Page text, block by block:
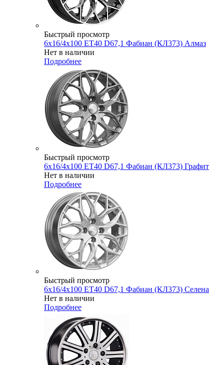
Быстрый просмотр
6x16/4x100 ET40 D67,1 Фабиан (КЛ373) Алмаз
Нет в наличии
Подробнее
Быстрый просмотр
6x16/4x100 ET40 D67,1 Фабиан (КЛ373) Графит
Нет в наличии
Подробнее
Быстрый просмотр
6x16/4x100 ET40 D67,1 Фабиан (КЛ373) Селена
Нет в наличии
Подробнее